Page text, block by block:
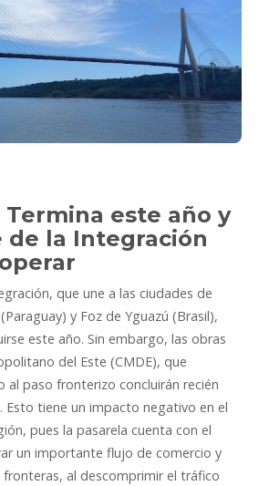
Termina este año y
de la Integración
que une a las ciudades de
y Foz de Yguazú (Brasil),
este año. Sin embargo, las obras
del Este (CMDE), que
al paso fronterizo concluirán recién
Esto tiene un impacto negativo en el
pues la pasarela cuenta con el
un importante flujo de comercio y
al descomprimir el tráfico